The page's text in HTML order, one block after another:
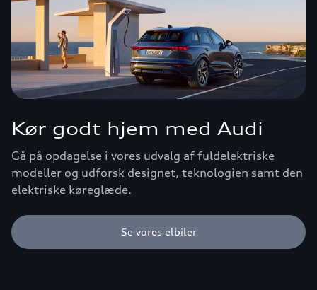
Kør godt hjem med Audi
Gå på opdagelse i vores udvalg af fuldelektriske
modeller og udforsk designet, teknologien samt den
elektriske køreglæde.
Se vores elbiler